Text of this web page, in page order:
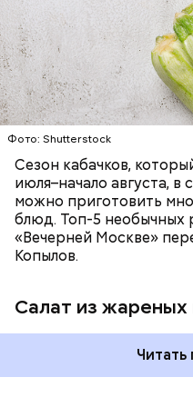
Фото: Shutterstock
Сезон кабачков,
июля–начало августа, в
можно приготовить
блюд. Топ-5 необычных
«Вечерней Москве»
Копылов.
Салат из жареных
ЕДА ОВОЩИ
кремний —
ногти и оказывает
Вред дыни
Фото: Shutterstock
А врач-эндокринолог
что существует
запеканка. Щавеля там
немного, поэтому
Чем разнообразнее
лучше. Потому что это
возникновения
заверил специалист.